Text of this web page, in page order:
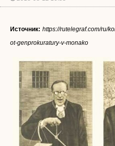
Источник: https://rutelegraf.com/ru/
ot-genprokuratury-v-monako